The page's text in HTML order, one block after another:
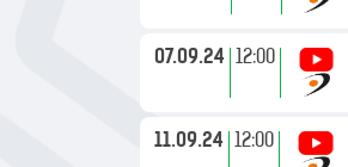
07.09.24 12:00
11.09.24 12:00